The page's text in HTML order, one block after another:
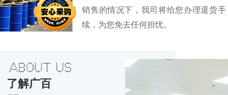
销售的情况下，我司将给您办理退货手
续，为您免去任何担忧。
了解广百